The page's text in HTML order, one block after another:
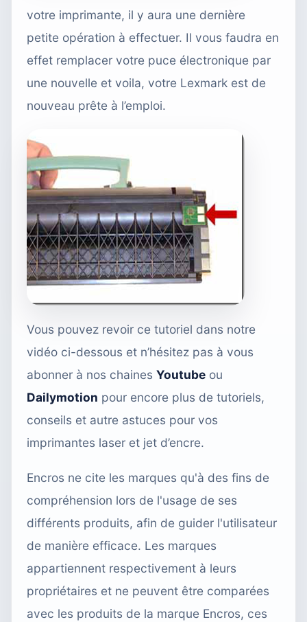
votre imprimante, il y aura une dernière
petite opération à effectuer. Il vous faudra en
effet remplacer votre puce électronique par
une nouvelle et voila, votre Lexmark est de
nouveau prête à l’emploi.
Vous pouvez revoir ce tutoriel dans notre
vidéo ci-dessous et n’hésitez pas à vous
abonner à nos chaines Youtube ou
Dailymotion pour encore plus de tutoriels,
conseils et autre astuces pour vos
imprimantes laser et jet d’encre.
Encros ne cite les marques qu'à des fins de
compréhension lors de l'usage de ses
différents produits, afin de guider l'utilisateur
de manière efficace. Les marques
appartiennent respectivement à leurs
propriétaires et ne peuvent être comparées
avec les produits de la marque Encros, ces